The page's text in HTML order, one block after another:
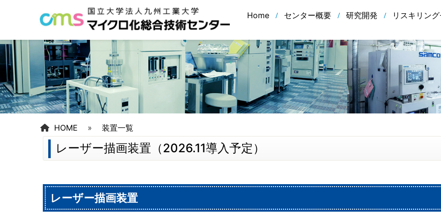
Home センター概要 研究開発 リスキリン
HOME » 装置一覧
レーザー描画装置（2026.11導入予定）
レーザー描画装置